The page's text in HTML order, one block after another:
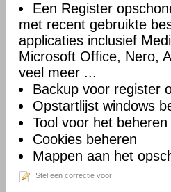
Een Register
met recent gebruikte
applicaties inclusief
Microsoft Office, Nero,
veel meer ...
Backup voor register
Opstartlijst windows
Tool voor het
Cookies beheren
Mappen aan het
Stel een correctie voor